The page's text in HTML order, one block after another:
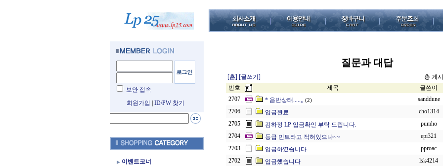
보안 접속
회원가입
ID/PW 찾기
이벤트코너
질문과 대답
[홈] [글쓰기]
총 게
번호
제목 글쓴이
2707
* 음반상태.....,, (2) sanddune
2706
입금완료 cho1314
2705
김하정 LP 입금확인 부탁 드립니다. pumho
2704
등급 민트라고 적혀있으나~~ epi321
2703
입금하였습니다. pproac
2702
입금했습니다 lsk4214